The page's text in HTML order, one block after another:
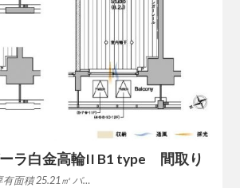
ラ白金高輪II B1 type 間取り
有面積 25.21㎡ バ…